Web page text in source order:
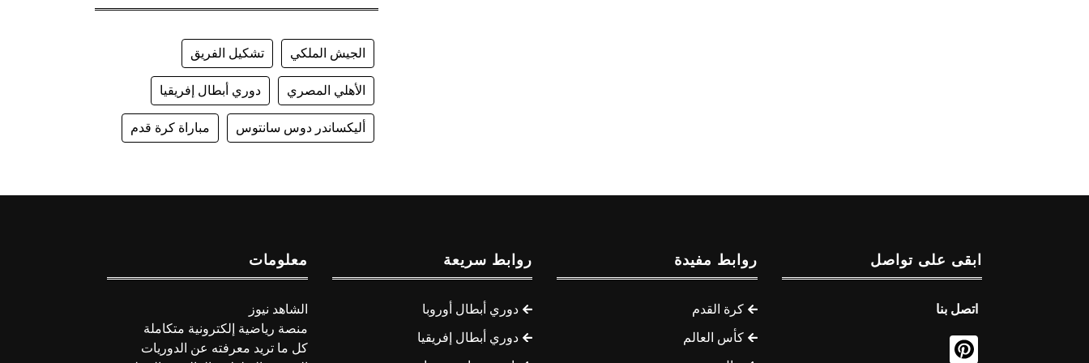
الجيش الملكي تشكيل الفريق
الأهلي المصري دوري أبطال إفريقيا
أليكساندر دوس سانتوس مباراة كرة قدم
ابقى على تواصل
اتصل بنا
روابط مفيدة
كرة القدم
كأس العالم
روابط سريعة
دوري أبطال أوروبا
دوري أبطال إفريقيا
معلومات
الشاهد نيوز
منصة رياضية إلكترونية متكاملة
كل ما تريد معرفته عن الدوريات